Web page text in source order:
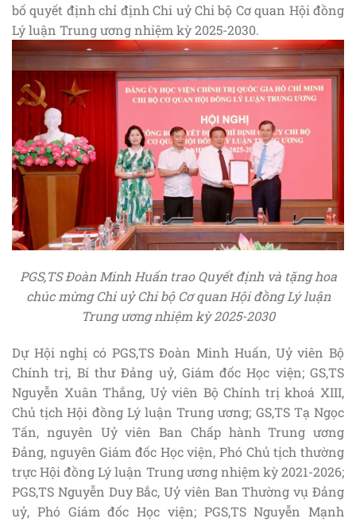
bố quyết định chỉ định Chi uỷ Chi bộ Cơ quan Hội đồng
Lý luận Trung ương nhiệm kỳ 2025-2030.
PGS,TS Đoàn Minh Huấn trao Quyết định và tặng hoa
chúc mừng Chi uỷ Chi bộ Cơ quan Hội đồng Lý luận
Trung ương nhiệm kỳ 2025-2030
Dự Hội nghị có PGS,TS Đoàn Minh Huấn, Uỷ viên Bộ
Chính trị, Bí thư Đảng uỷ, Giám đốc Học viện; GS,TS
Nguyễn Xuân Thắng, Uỷ viên Bộ Chính trị khoá XIII,
Chủ tịch Hội đồng Lý luận Trung ương; GS,TS Tạ Ngọc
Tấn, nguyên Uỷ viên Ban Chấp hành Trung ương
Đảng, nguyên Giám đốc Học viện, Phó Chủ tịch thường
trực Hội đồng Lý luận Trung ương nhiệm kỳ 2021-2026;
PGS,TS Nguyễn Duy Bắc, Uỷ viên Ban Thường vụ Đảng
uỷ, Phó Giám đốc Học viện; PGS,TS Nguyễn Mạnh